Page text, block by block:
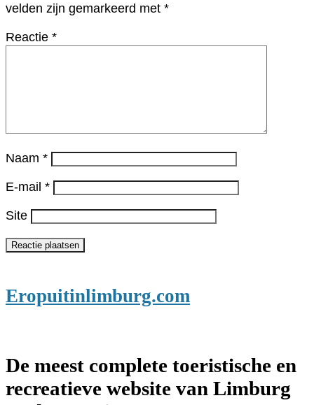
velden zijn gemarkeerd met *
Reactie *
Naam *
E-mail *
Site
Eropuitinlimburg.com
De meest complete toeristische en
recreatieve website van Limburg